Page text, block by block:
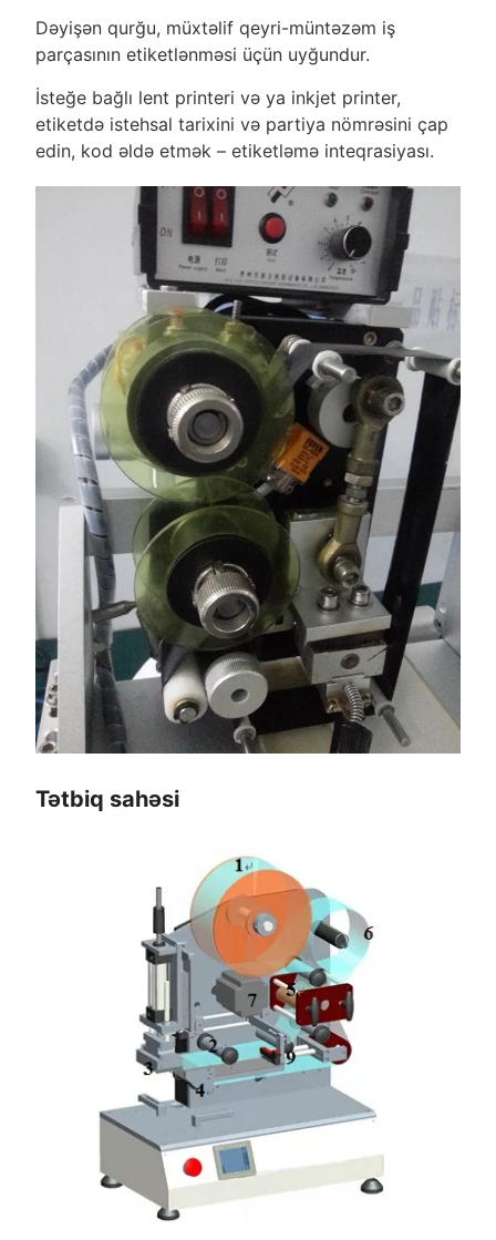
Dəyişən qurğu, müxtəlif qeyri-müntəzəm iş
parçasının etiketlənməsi üçün uyğundur.
İsteğe bağlı lent printeri və ya inkjet printer,
etiketdə istehsal tarixini və partiya nömrəsini çap
edin, kod əldə etmək – etiketləmə inteqrasiyası.
Tətbiq sahəsi